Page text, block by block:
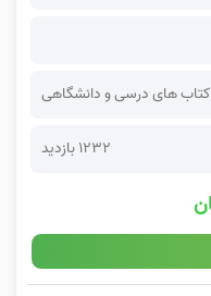
کتاب های درسی و دانشگاهی
1232 بازدید